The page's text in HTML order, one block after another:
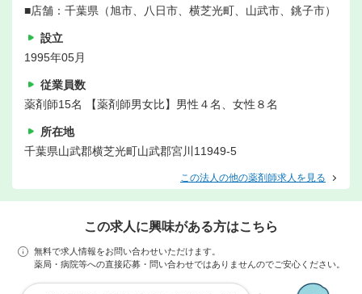
■店舗：千葉県（旭市、八日市、横芝光町、山武市、銚子市）
設立
1995年05月
従業員数
薬剤師15名 【薬剤師男女比】男性４名、女性８名
所在地
千葉県山武郡横芝光町山武郡宮川11949-5
この法人の他の薬剤師求人を見る
この求人に興味がある方はこちら
無料で求人情報をお問い合わせいただけます。
薬局・病院等への直接応募・問い合わせではありませんのでご安心ください。